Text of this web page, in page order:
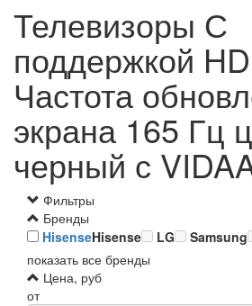
Телевизоры С
поддержкой
Частота
экрана 165 Гц
черный с
Фильтры
Бренды
HisenseHisense LG Samsung
показать все бренды
Цена, руб
от